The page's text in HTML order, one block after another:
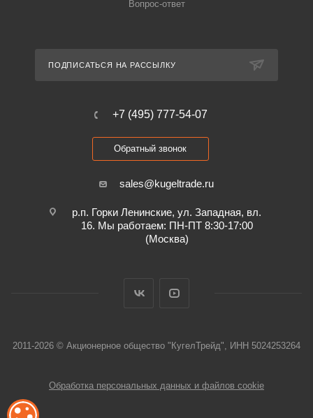
Вопрос-ответ
ПОДПИСАТЬСЯ НА РАССЫЛКУ
+7 (495) 777-54-07
Обратный звонок
sales@kugeltrade.ru
р.п. Горки Ленинские, ул. Западная, вл.
16. Мы работаем: ПН-ПТ 8:30-17:00
(Москва)
2011-2026 © Акционерное общество "КугелТрейд", ИНН 5024253264
Обработка персональных данных и файлов cookie